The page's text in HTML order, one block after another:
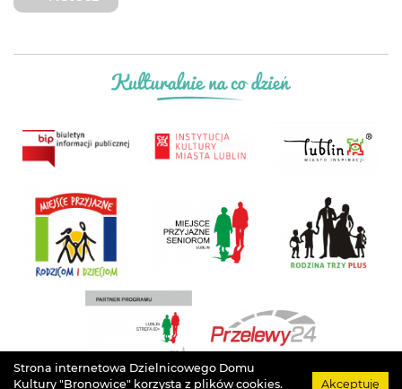
Strona internetowa Dzielnicowego Domu
Kultury "Bronowice" korzysta z plików cookies.
Akceptuję